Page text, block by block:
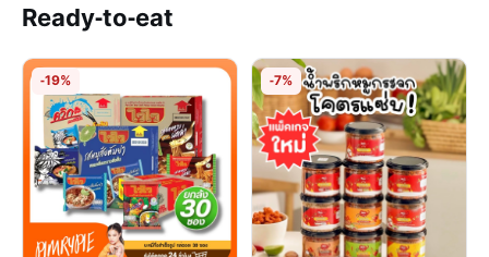
Ready-to-eat
-19% -7%